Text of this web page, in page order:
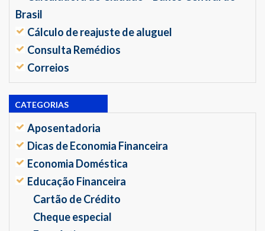
Brasil
Cálculo de reajuste de aluguel
Consulta Remédios
Correios
CATEGORIAS
Aposentadoria
Dicas de Economia Financeira
Economia Doméstica
Educação Financeira
Cartão de Crédito
Cheque especial